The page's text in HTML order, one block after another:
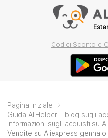
Codici Sconto e
Pagina iniziale
Guida AliHelper - blog sugli
Informazioni sugli acquisti su
Vendite su Aliexpress gennaio